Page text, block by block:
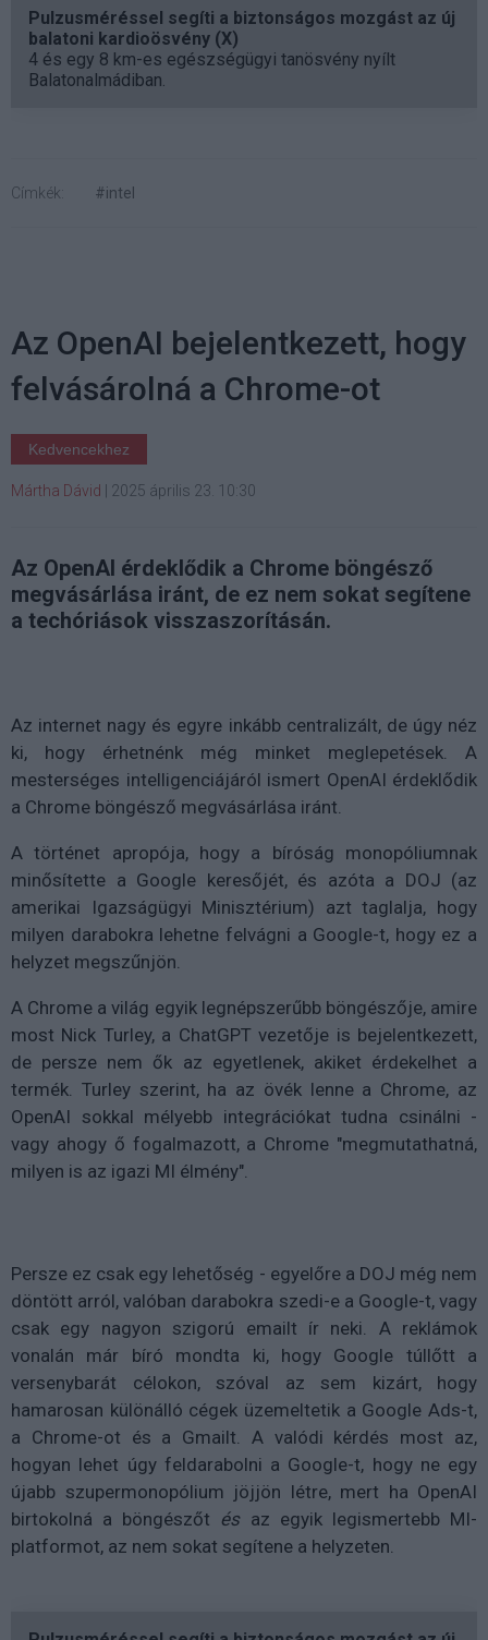
Pulzusméréssel segíti a biztonságos mozgást az új
balatoni kardioösvény (X)
4 és egy 8 km-es egészségügyi tanösvény nyílt
Balatonalmádiban.
Címkék: #intel
Az OpenAI bejelentkezett, hogy
felvásárolná a Chrome-ot
Kedvencekhez
Mártha Dávid 2025 április 23. 10:30
Az OpenAI érdeklődik a Chrome böngésző
megvásárlása iránt, de ez nem sokat segítene
a techóriások visszaszorításán.
Az internet nagy és egyre inkább centralizált, de úgy néz
ki, hogy érhetnénk még minket meglepetések. A
mesterséges intelligenciájáról ismert OpenAI érdeklődik
a Chrome böngésző megvásárlása iránt.
A történet apropója, hogy a bíróság monopóliumnak
minősítette a Google keresőjét, és azóta a DOJ (az
amerikai Igazságügyi Minisztérium) azt taglalja, hogy
milyen darabokra lehetne felvágni a Google-t, hogy ez a
helyzet megszűnjön.
A Chrome a világ egyik legnépszerűbb böngészője, amire
most Nick Turley, a ChatGPT vezetője is bejelentkezett,
de persze nem ők az egyetlenek, akiket érdekelhet a
termék. Turley szerint, ha az övék lenne a Chrome, az
OpenAI sokkal mélyebb integrációkat tudna csinálni -
vagy ahogy ő fogalmazott, a Chrome "megmutathatná,
milyen is az igazi MI élmény".
Persze ez csak egy lehetőség - egyelőre a DOJ még nem
döntött arról, valóban darabokra szedi-e a Google-t, vagy
csak egy nagyon szigorú emailt ír neki. A reklámok
vonalán már bíró mondta ki, hogy Google túllőtt a
versenybarát célokon, szóval az sem kizárt, hogy
hamarosan különálló cégek üzemeltetik a Google Ads-t,
a Chrome-ot és a Gmailt. A valódi kérdés most az,
hogyan lehet úgy feldarabolni a Google-t, hogy ne egy
újabb szupermonopólium jöjjön létre, mert ha OpenAI
birtokolná a böngészőt ésaz egyik legismertebb MI-
platformot, az nem sokat segítene a helyzeten.